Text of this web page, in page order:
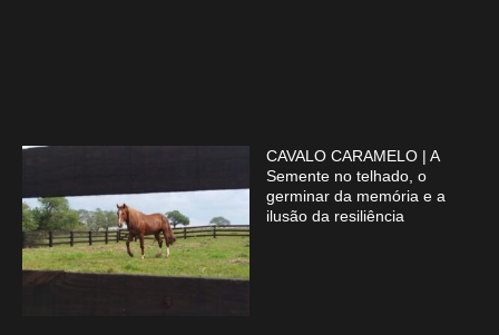
CAVALO CARAMELO | A
Semente no telhado, o
germinar da memória e a
ilusão da resiliência